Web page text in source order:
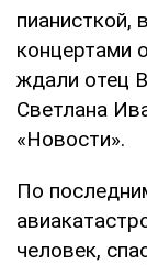
пианисткой,
концертами
ждали отец
Светлана
«Новости».
По
человек,